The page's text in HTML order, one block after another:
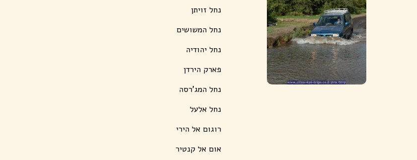
נחל זויתן
נחל המשושים
נחל יהודיה
פארק הירדן
נחל המג'רסה
נחל אלעל
רוגום אל הירי
אום אל קנטיר